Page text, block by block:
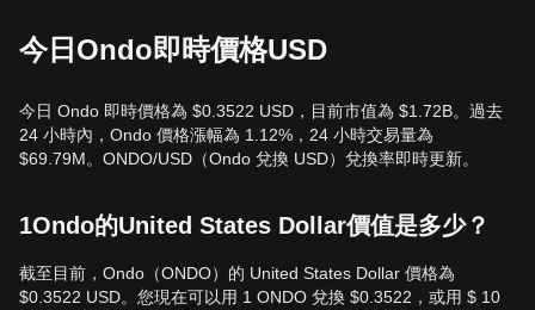
今日Ondo即時價格USD
今日 Ondo 即時價格為 $0.3522 USD，目前市值為 $1.72B。過去
24 小時內，Ondo 價格漲幅為 1.12%，24 小時交易量為
$69.79M。ONDO/USD（Ondo 兌換 USD）兌換率即時更新。
1Ondo的United States Dollar價值是多少？
截至目前，Ondo（ONDO）的 United States Dollar 價格為
$0.3522 USD。您現在可以用 1 ONDO 兌換 $0.3522，或用 $ 10